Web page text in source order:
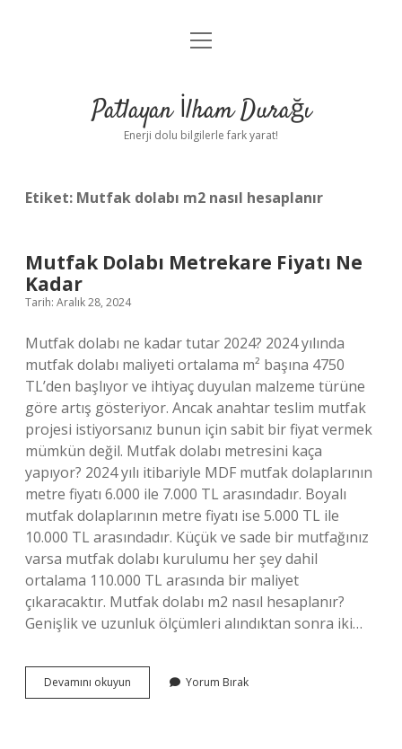
Anasayfa
Yasal Uyarı
menüyü
Patlayan İlham Durağı
Enerji dolu bilgilerle fark yarat!
Etiket: Mutfak dolabı m2 nasıl hesaplanır
Mutfak Dolabı Metrekare Fiyatı Ne
Kadar
Tarih: Aralık 28, 2024
Mutfak dolabı ne kadar tutar 2024? 2024 yılında
mutfak dolabı maliyeti ortalama m² başına 4750
TL’den başlıyor ve ihtiyaç duyulan malzeme türüne
göre artış gösteriyor. Ancak anahtar teslim mutfak
projesi istiyorsanız bunun için sabit bir fiyat vermek
mümkün değil. Mutfak dolabı metresini kaça
yapıyor? 2024 yılı itibariyle MDF mutfak dolaplarının
metre fiyatı 6.000 ile 7.000 TL arasındadır. Boyalı
mutfak dolaplarının metre fiyatı ise 5.000 TL ile
10.000 TL arasındadır. Küçük ve sade bir mutfağınız
varsa mutfak dolabı kurulumu her şey dahil
ortalama 110.000 TL arasında bir maliyet
çıkaracaktır. Mutfak dolabı m2 nasıl hesaplanır?
Genişlik ve uzunluk ölçümleri alındıktan sonra iki…
Devamını okuyun
Dolabı
Yorum Bırak